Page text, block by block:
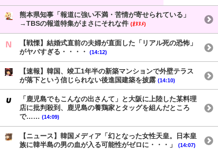
熊本県知事「報道に強い不満・苦情が寄せられている」
→TBSの報道特集がまさにそれな件 (ｵﾇﾇﾒ)
【戦慄】結婚式直前の夫婦が直面した「リアル死の恐怖」
がヤバすぎる・・・・
(14:12)
【速報】韓国、竣工1年半の新築マンションで外壁テラス
が落下という信じられない後進国建築を披露 (14:10)
「鹿児島でもこんなの出さんて」と大阪に上陸した某料理
店に批判殺到、鹿児島の養鶏家とタッグを組んだところ
で…… (14:09)
【ニュース】韓国メディア「幻となった女性天皇。日本皇
族に韓半島の男の血が入る可能性がゼロに・・・」
(14:07)